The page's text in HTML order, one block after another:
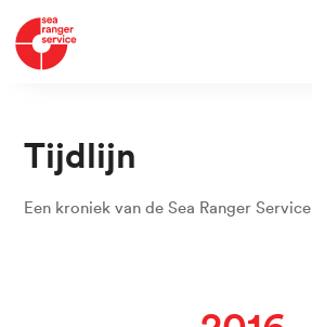
Tijdlijn
Een kroniek van de Sea Ranger Service